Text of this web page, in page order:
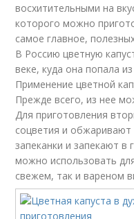
восхитительными на
которого можно
самое главное,
В Россию цветную
веке, куда она попала
Применение цветной
Прежде всего, из нее
Для приготовления
соцветия и обжаривают
запеканки и запекают в
можно использовать
свежем, так и вареном